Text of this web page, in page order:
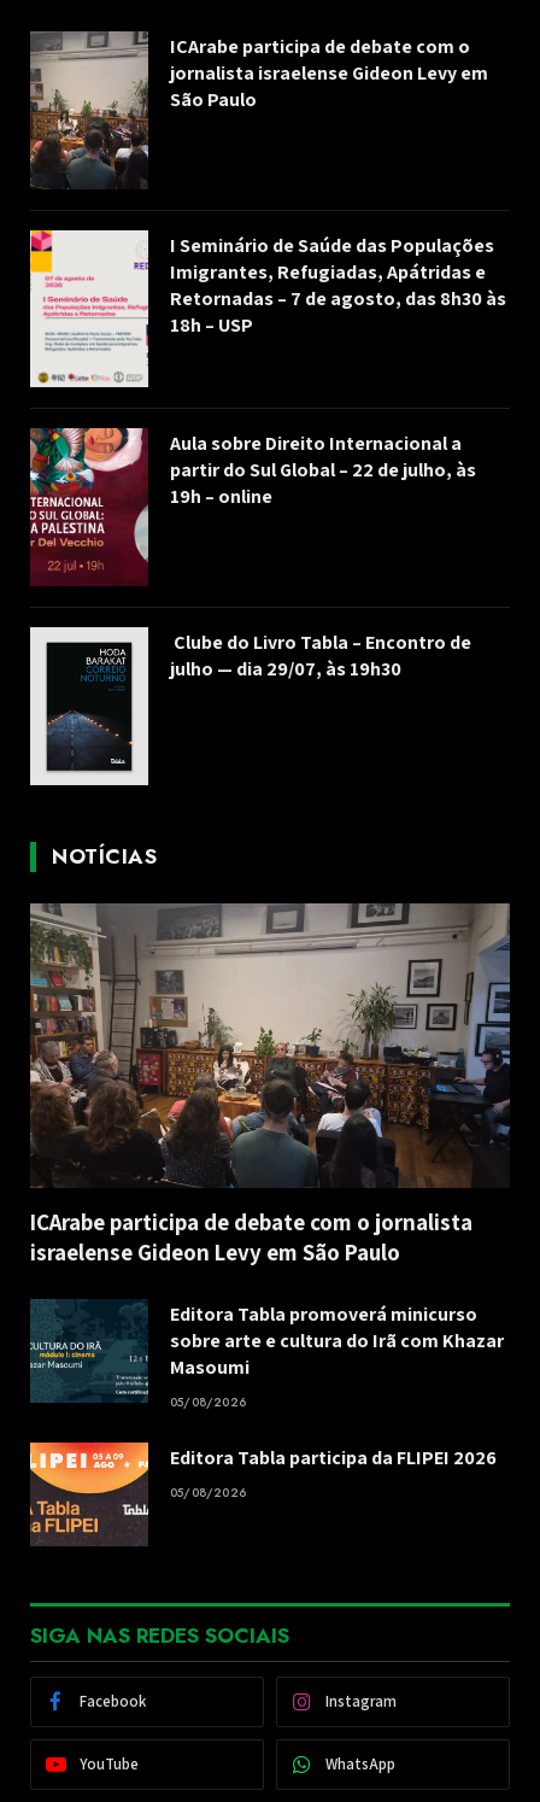
ICArabe participa de debate com o
jornalista israelense Gideon Levy em
São Paulo
I Seminário de Saúde das Populações
Imigrantes, Refugiadas, Apátridas e
Retornadas – 7 de agosto, das 8h30 às
18h – USP
Aula sobre Direito Internacional a
partir do Sul Global – 22 de julho, às
19h – online
Clube do Livro Tabla – Encontro de
julho — dia 29/07, às 19h30
NOTÍCIAS
ICArabe participa de debate com o jornalista
israelense Gideon Levy em São Paulo
Editora Tabla promoverá minicurso
sobre arte e cultura do Irã com Khazar
Masoumi
05/08/2026
Editora Tabla participa da FLIPEI 2026
05/08/2026
SIGA NAS REDES SOCIAIS
Facebook Instagram
YouTube WhatsApp